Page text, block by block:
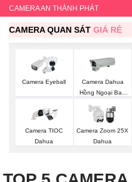
CAMERA AN THÀNH PHÁT
CAMERA QUAN SÁT GIÁ RẺ
Camera Eyeball
Camera Dahua
Hồng Ngoại Ban
Camera TIOC
Dahua
Camera Zoom 25X
Dahua